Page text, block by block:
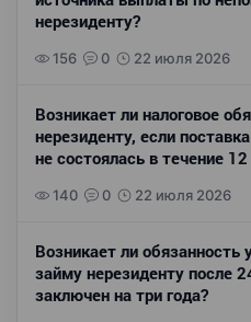
нерезиденту?
156 0 22 июля 2026
Возникает ли налоговое
нерезиденту, если
не состоялась в течение
140 0 22 июля 2026
Возникает ли обязанность
займу нерезиденту после
заключен на три года?